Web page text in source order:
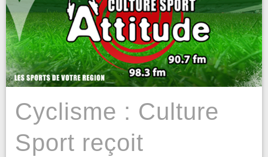
Cyclisme : Culture
Sport reçoit